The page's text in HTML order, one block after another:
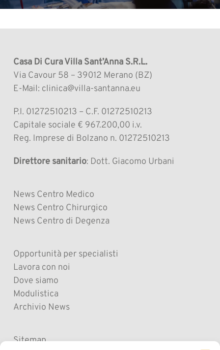
Casa Di Cura Villa Sant’Anna S.R.L.
Via Cavour 58 – 39012 Merano (BZ)
E-Mail: clinica@villa-santanna.eu
P.I. 01272510213 – C.F. 01272510213
Capitale sociale € 967.200,00 i.v.
Reg. Imprese di Bolzano n. 01272510213
Direttore sanitario: Dott. Giacomo Urbani
News Centro Medico
News Centro Chirurgico
News Centro di Degenza
Opportunità per specialisti
Lavora con noi
Dove siamo
Modulistica
Archivio News
Sitemap